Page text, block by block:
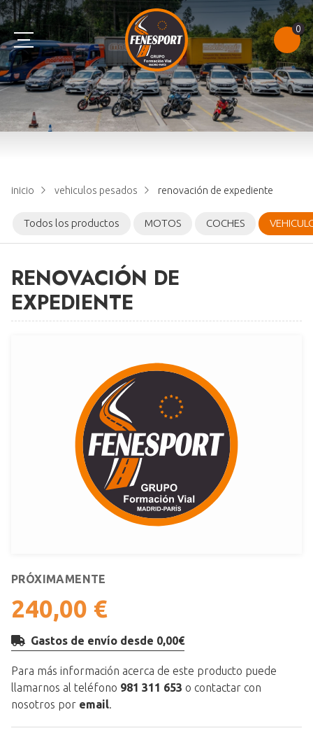
AM
B
C
TEST
0
inicio vehiculos pesados renovación de expediente
Todos los productos MOTOS COCHES
RENOVACIÓN DE
EXPEDIENTE
PRÓXIMAMENTE
240,00 €
Gastos de envío desde 0,00€
Para más información acerca de este producto puede
llamarnos al teléfono 981 311 653 o contactar con
nosotros por email.